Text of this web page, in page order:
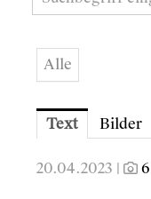
Fabrique
Bioblo
Alle
Text Bilder
20.04.2023 |